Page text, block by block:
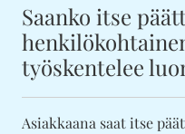
Saanko itse
työskentelee
Asiakkaana saat itse